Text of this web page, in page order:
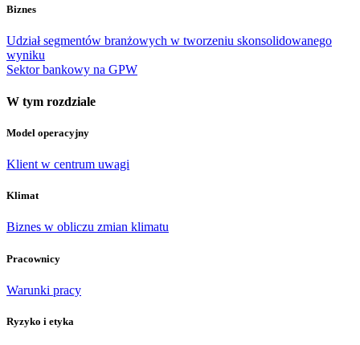
Biznes
Udział segmentów branżowych w tworzeniu skonsolidowanego
wyniku
Sektor bankowy na GPW
W tym rozdziale
Model operacyjny
Klient w centrum uwagi
Klimat
Biznes w obliczu zmian klimatu
Pracownicy
Warunki pracy
Ryzyko i etyka